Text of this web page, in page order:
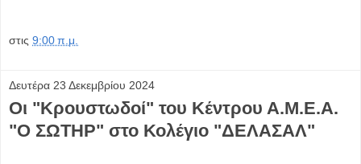
στις 9:00 π.μ.
Δευτέρα 23 Δεκεμβρίου 2024
Οι "Κρουστωδοί" του Κέντρου Α.Μ.Ε.Α.
"Ο ΣΩΤΗΡ" στο Κολέγιο "ΔΕΛΑΣΑΛ"